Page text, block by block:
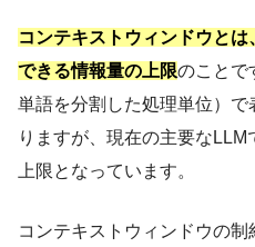
コンテキストウィンドウと
できる情報量の上限のことで
単語を分割した処理単位）
りますが、現在の主要な
上限となっています。
コンテキストウィンドウの